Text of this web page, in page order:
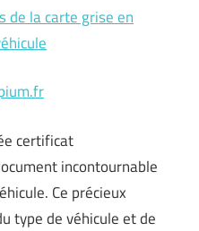
de la carte grise en
certificat
incontournable
Ce précieux
type de véhicule et de